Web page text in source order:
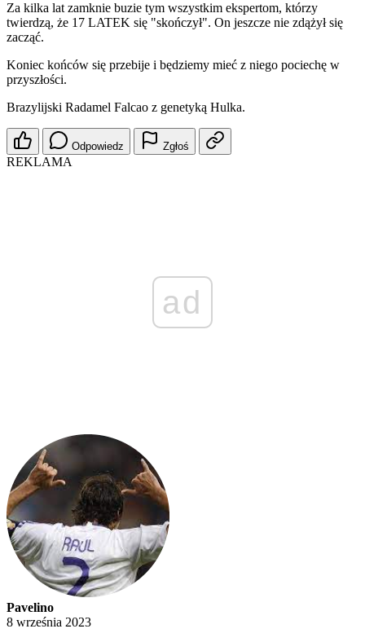
Za kilka lat zamknie buzie tym wszystkim ekspertom, którzy
twierdzą, że 17 LATEK się "skończył". On jeszcze nie zdążył się
zacząć.
Koniec końców się przebije i będziemy mieć z niego pociechę w
przyszłości.
Brazylijski Radamel Falcao z genetyką Hulka.
Odpowiedz Zgłoś
REKLAMA
ad
Pavelino
8 września 2023